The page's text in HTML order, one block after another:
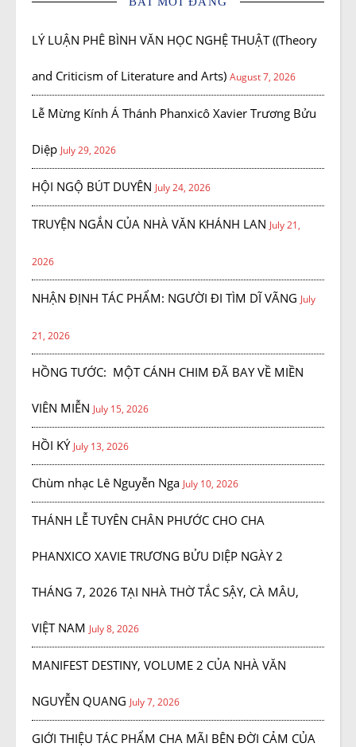
LÝ LUẬN PHÊ BÌNH VĂN HỌC NGHỆ THUẬT ((Theory
and Criticism of Literature and Arts) August 7, 2026
Lễ Mừng Kính Á Thánh Phanxicô Xavier Trương Bửu
Diệp July 29, 2026
HỘI NGỘ BÚT DUYÊN July 24, 2026
TRUYỆN NGẮN CỦA NHÀ VĂN KHÁNH LAN July 21,
2026
NHẬN ĐỊNH TÁC PHẨM: NGƯỜI ĐI TÌM DĨ VÃNG July
21, 2026
HỒNG TƯỚC: MỘT CÁNH CHIM ĐÃ BAY VỀ MIỀN
VIÊN MIỄN July 15, 2026
HỒI KÝ July 13, 2026
Chùm nhạc Lê Nguyễn Nga July 10, 2026
THÁNH LỄ TUYÊN CHÂN PHƯỚC CHO CHA
PHANXICO XAVIE TRƯƠNG BỬU DIỆP NGÀY 2
THÁNG 7, 2026 TẠI NHÀ THỜ TẮC SẬY, CÀ MÂU,
VIỆT NAM July 8, 2026
MANIFEST DESTINY, VOLUME 2 CỦA NHÀ VĂN
NGUYỄN QUANG July 7, 2026
GIỚI THIỆU TÁC PHẨM CHA MÃI BÊN ĐỜI CẢM CỦA